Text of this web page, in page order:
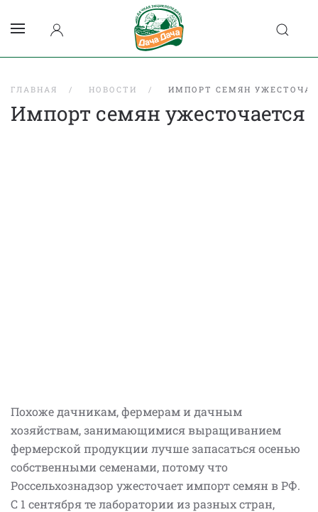
ГЛАВНАЯ НОВОСТИ ИМПОРТ СЕМЯН
Импорт семян ужесточается
Похоже дачникам, фермерам и дачным
хозяйствам, занимающимися выращиванием
фермерской продукции лучше запасаться осенью
собственными семенами, потому что
Россельхознадзор ужесточает импорт семян в РФ.
С 1 сентября те лаборатории из разных стран,